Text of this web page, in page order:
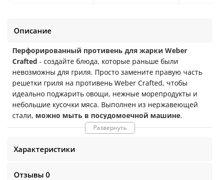
Описание
Перфорированный противень для жарки Weber
Crafted - создайте блюда, которые раньше были
невозможны для гриля. Просто замените правую часть
решетки гриля на противень Weber Crafted, чтобы
идеально поджарить овощи, нежные морепродукты и
небольшие кусочки мяса. Выполнен из нержавеющей
стали, можно мыть в посудомоечной машине.
Размеры43.7 x 41.5 x 5.08 см. Вес 1.4 кг.
Развернуть
Характеристики
Отзывы 0